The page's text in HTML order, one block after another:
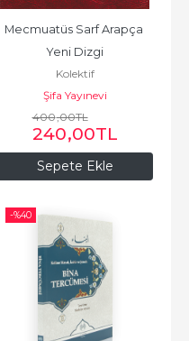
Sepete Ekle
Mecmuatüs Sarf Arapça
Yeni Dizgi
Kolektif
Şifa Yayınevi
400,00TL
240,00TL
-%40